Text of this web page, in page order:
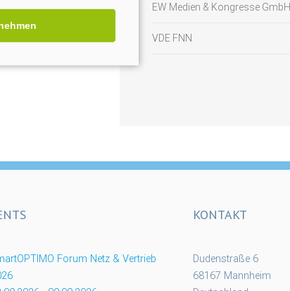
EW Medien & Kongresse GmbH
VDE FNN
Forum Netz & Vertrieb
KONTAKT
Dudenstraße 6
68167 Mannheim